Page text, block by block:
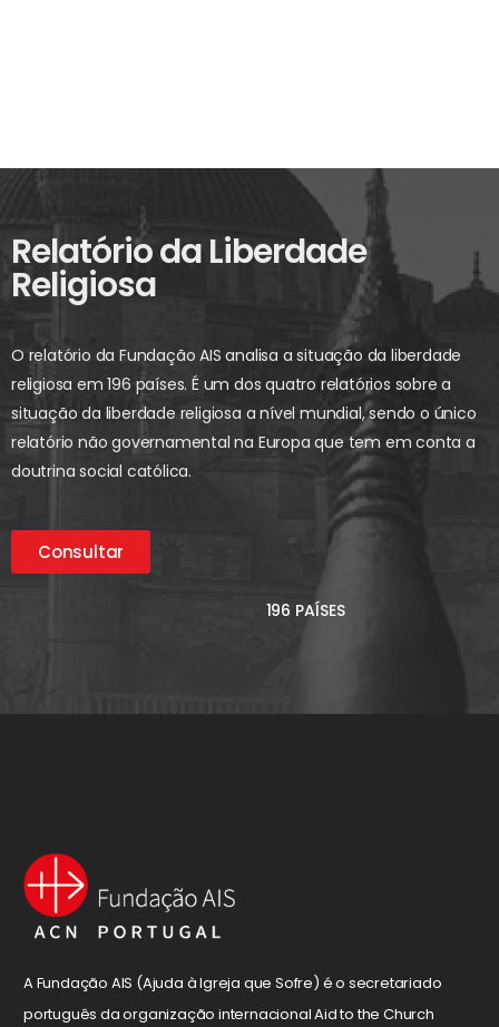
Relatório da Liberdade
Religiosa
O relatório da Fundação AIS analisa a situação da liberdade
religiosa em 196 países. É um dos quatro relatórios sobre a
situação da liberdade religiosa a nível mundial, sendo o único
relatório não governamental na Europa que tem em conta a
doutrina social católica.
Consultar
196 PAÍSES
A Fundação AIS (Ajuda à Igreja que Sofre) é o secretariado
português da organização internacional Aid to the Church